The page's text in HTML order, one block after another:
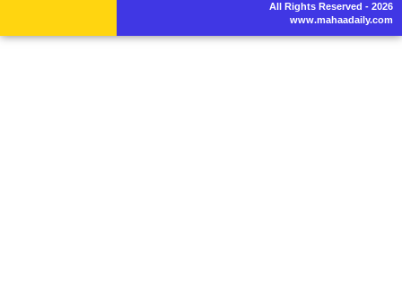
All Rights Reserved - 2026
www.mahaadaily.com